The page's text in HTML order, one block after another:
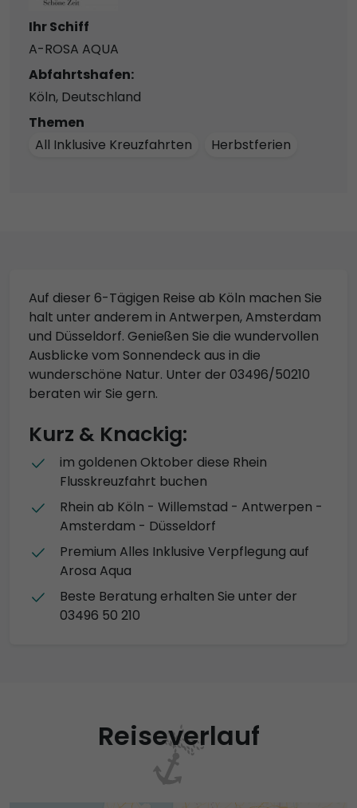
Ihr Schiff
A-ROSA AQUA
Abfahrtshafen:
Köln, Deutschland
Themen
All Inklusive Kreuzfahrten
Herbstferien
Auf dieser 6-Tägigen Reise ab Köln machen Sie
halt unter anderem in Antwerpen, Amsterdam
und Düsseldorf. Genießen Sie die wundervollen
Ausblicke vom Sonnendeck aus in die
wunderschöne Natur. Unter der 03496/50210
beraten wir Sie gern.
Kurz & Knackig:
im goldenen Oktober diese Rhein
Flusskreuzfahrt buchen
Rhein ab Köln - Willemstad - Antwerpen -
Amsterdam - Düsseldorf
Premium Alles Inklusive Verpflegung auf
Arosa Aqua
Beste Beratung erhalten Sie unter der
03496 50 210
Reiseverlauf